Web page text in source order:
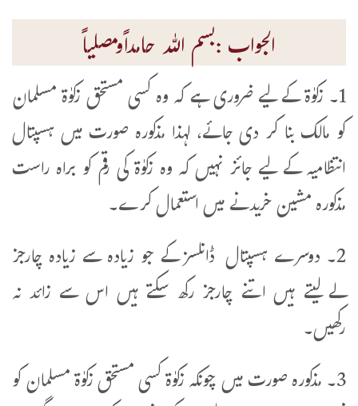
الجواب :بسم اللہ حامداًومصلیاً
1۔ زکوٰۃ کے لیے ضروری ہے کہ وہ کسی مستحق زکوٰۃ مسلمان
کو مالک بنا کر دی جائے، لہذا مذکورہ صورت میں ہسپتال
انتظامیہ کے لیے جائز نہیں کہ وہ زکوٰۃ کی رقم کو براہ راست
مذکورہ مشین خریدنے میں استعمال کرے۔
2۔ دوسرے ہسپتال ڈانلسز کے جو زیادہ سے زیادہ چارجز
لے لیتے ہیں اتنے چارجز رکھ سکتے ہیں اس سے زائد نہ
رکھیں۔
3۔ مذکورہ صورت میں چونکہ زکوٰۃ کسی مستحق زکوٰۃ مسلمان کو